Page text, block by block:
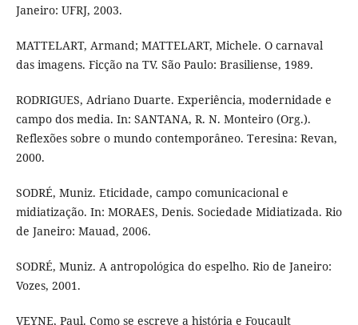
Janeiro: UFRJ, 2003.
MATTELART, Armand; MATTELART, Michele. O carnaval
das imagens. Ficção na TV. São Paulo: Brasiliense, 1989.
RODRIGUES, Adriano Duarte. Experiência, modernidade e
campo dos media. In: SANTANA, R. N. Monteiro (Org.).
Reflexões sobre o mundo contemporâneo. Teresina: Revan,
2000.
SODRÉ, Muniz. Eticidade, campo comunicacional e
midiatização. In: MORAES, Denis. Sociedade Midiatizada. Rio
de Janeiro: Mauad, 2006.
SODRÉ, Muniz. A antropológica do espelho. Rio de Janeiro:
Vozes, 2001.
VEYNE, Paul. Como se escreve a história e Foucault